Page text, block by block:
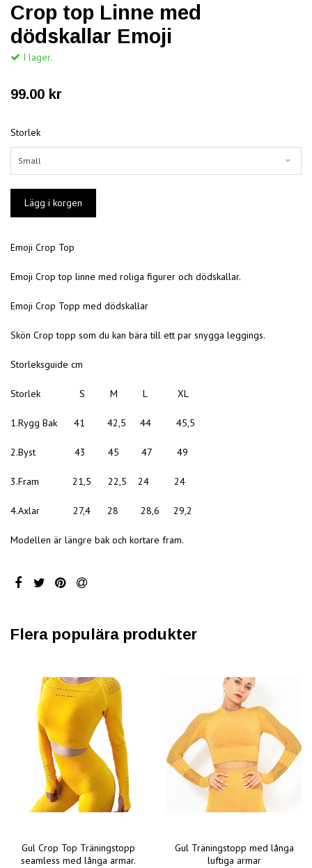
Crop top Linne med
dödskallar Emoji
I lager.
99.00 kr
Storlek
Small
Emoji Crop Top
Emoji Crop top linne med roliga figurer och dödskallar.
Emoji Crop Topp med dödskallar
Skön Crop topp som du kan bära till ett par snygga leggings.
Storleksguide cm
Storlek S M L XL
1.Rygg Bak 41 42,5 44 45,5
2.Byst 43 45 47 49
3.Fram 21,5 22,5 24 24
4.Axlar 27,4 28 28,6 29,2
Modellen är längre bak och kortare fram.
Flera populära produkter
Gul Crop Top Träningstopp
seamless med långa armar.
Gul Träningstopp med långa
luftiga armar